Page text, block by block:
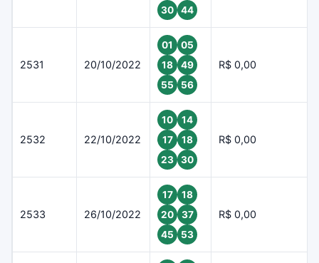
30
44
2531 20/10/2022
01
05
18
49
55
56
R$ 0,00
2532 22/10/2022
10
14
17
18
23
30
R$ 0,00
2533 26/10/2022
17
18
20
37
45
53
R$ 0,00